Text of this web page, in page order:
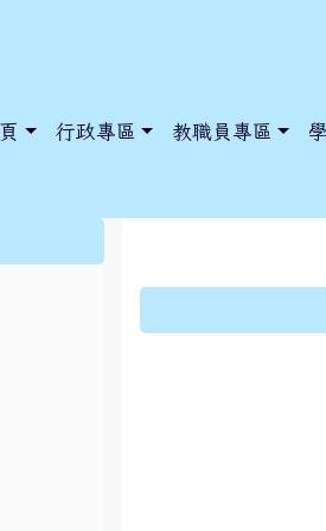
行政專區 教職員專區
index.php?nsn=5425
NoExamImitate_TL/
NoExamImitate_TL/